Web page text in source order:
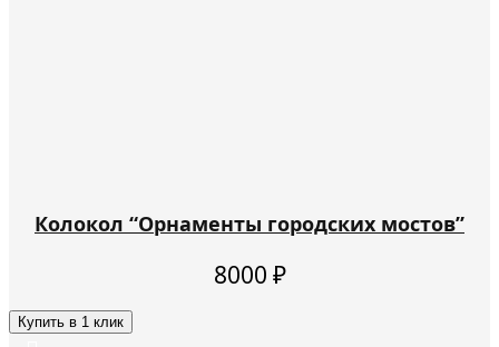
Колокол “Орнаменты городских мостов”
8000 ₽
Купить в 1 клик